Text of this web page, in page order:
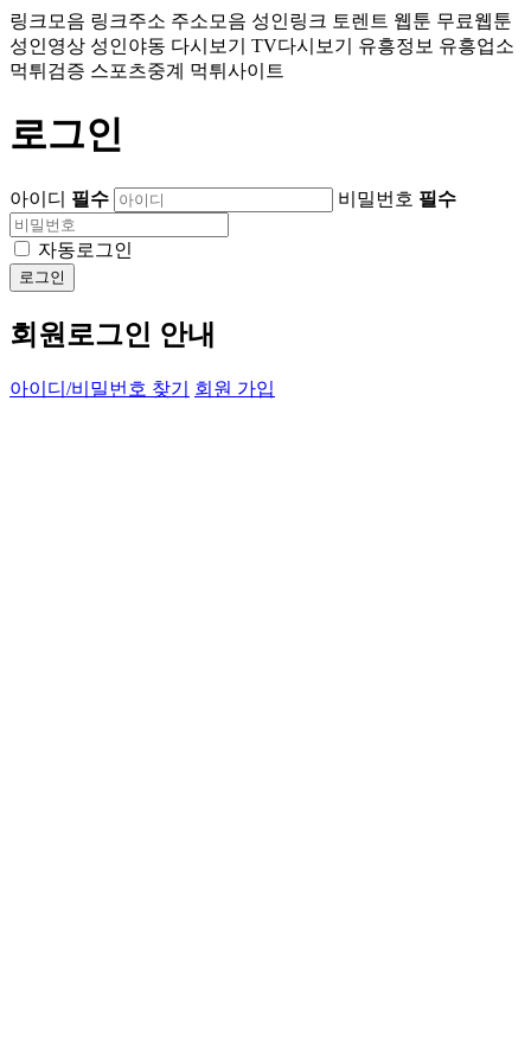
링크모음 링크주소 주소모음 성인링크 토렌트 웹툰 무료웹툰
성인영상 성인야동 다시보기 TV다시보기 유흥정보 유흥업소
먹튀검증 스포츠중계 먹튀사이트
로그인
아이디 필수 비밀번호 필수
자동로그인
로그인
회원로그인 안내
아이디/비밀번호 찾기 회원 가입